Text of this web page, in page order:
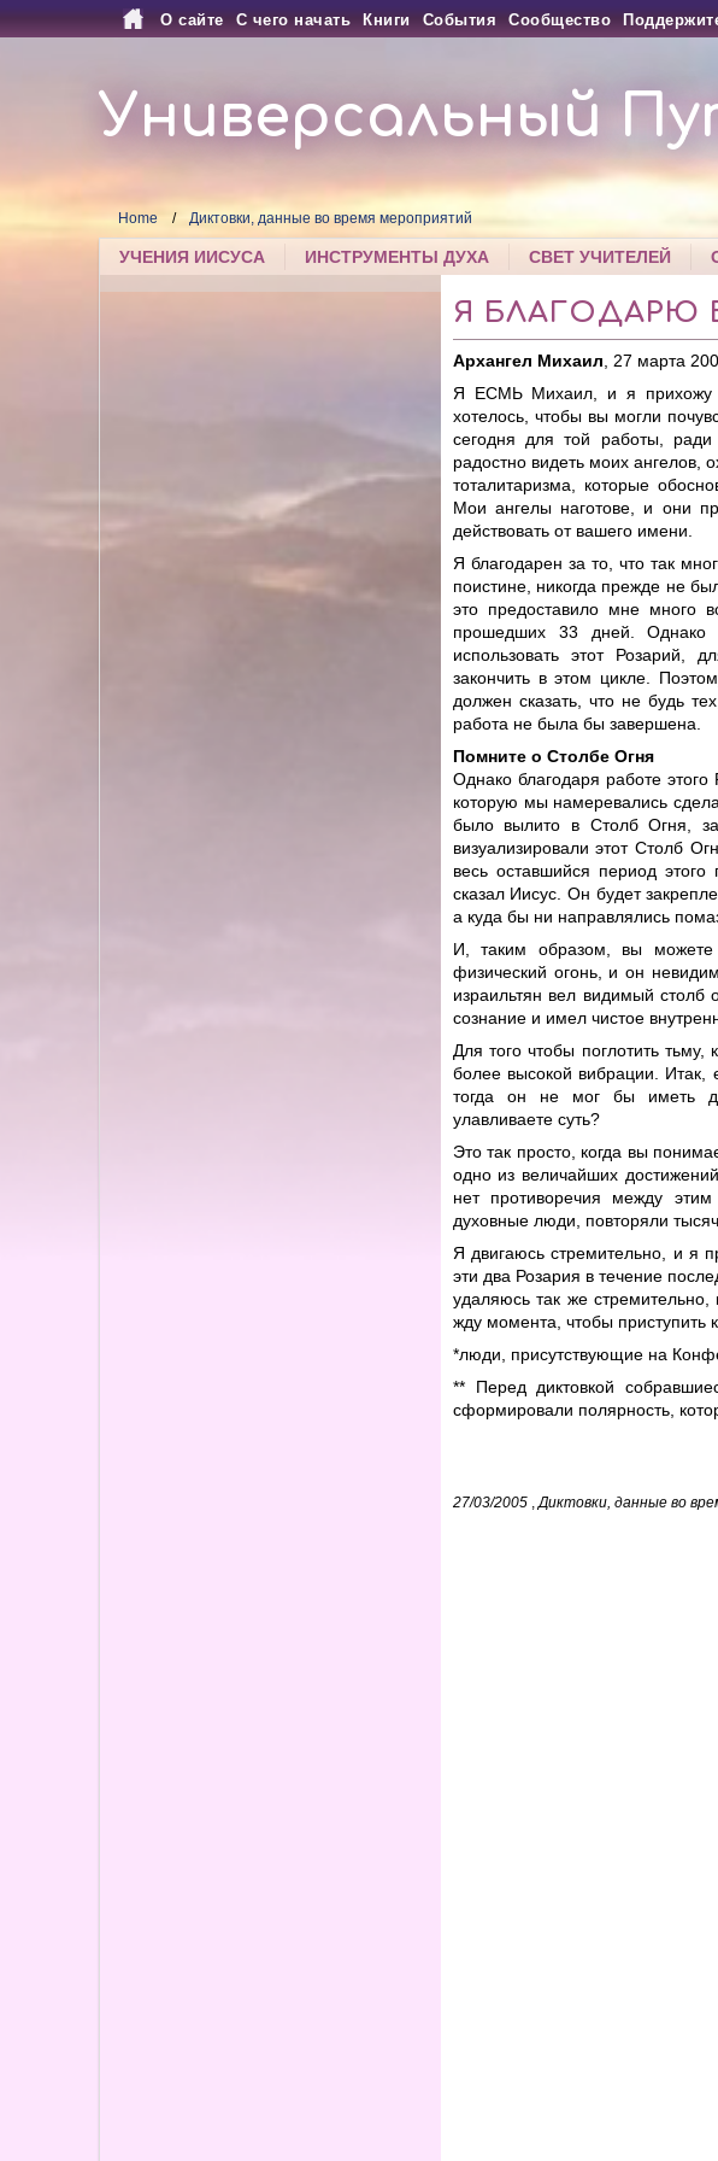
О сайте С чего начать Книги События Сообщество
Универсальный
Home Диктовки, данные во время мероприятий
УЧЕНИЯ ИИСУСА ИНСТРУМЕНТЫ ДУХА СВЕТ УЧИТЕЛЕЙ
Я БЛАГОДАРЮ
Архангел Михаил, 27 марта
Я ЕСМЬ Михаил, и я прихожу
хотелось, чтобы вы могли
сегодня для той работы,
радостно видеть моих ангелов,
тоталитаризма, которые
Мои ангелы наготове, и они
действовать от вашего имени.
Я благодарен за то, что так
поистине, никогда прежде не
это предоставило мне много
прошедших 33 дней. Однако
использовать этот Розарий,
закончить в этом цикле.
должен сказать, что не будь
работа не была бы завершена.
Помните о Столбе Огня
Однако благодаря работе
которую мы намеревались
было вылито в Столб Огня,
визуализировали этот Столб
весь оставшийся период
сказал Иисус. Он будет
а куда бы ни направлялись
И, таким образом, вы можете
физический огонь, и он
израильтян вел видимый столб
сознание и имел чистое
Для того чтобы поглотить
более высокой вибрации. Итак,
тогда он не мог бы иметь
улавливаете суть?
Это так просто, когда вы
одно из величайших
нет противоречия между
духовные люди, повторяли
Я двигаюсь стремительно, и я
эти два Розария в течение
удаляюсь так же
жду момента, чтобы приступить
*люди, присутствующие на
** Перед диктовкой
сформировали полярность,
27/03/2005 ,Диктовки, данные во